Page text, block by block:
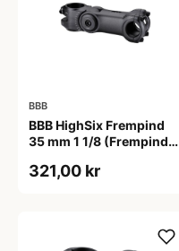
BBB
BBB HighSix Frempind
35 mm 1 1/8 (Frempind
321,00 kr